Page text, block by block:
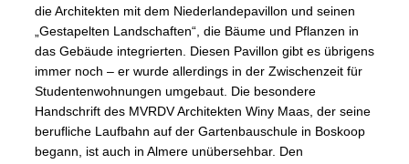
die Architekten mit dem Niederlandepavillon und seinen
„Gestapelten Landschaften“, die Bäume und Pflanzen in
das Gebäude integrierten. Diesen Pavillon gibt es übrigens
immer noch – er wurde allerdings in der Zwischenzeit für
Studentenwohnungen umgebaut. Die besondere
Handschrift des MVRDV Architekten Winy Maas, der seine
berufliche Laufbahn auf der Gartenbauschule in Boskoop
begann, ist auch in Almere unübersehbar. Den